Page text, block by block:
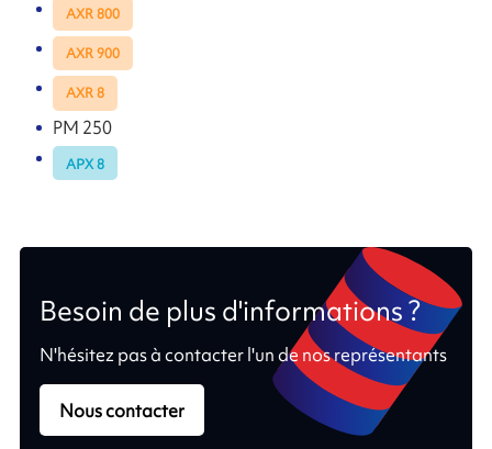
AXR 800
AXR 900
AXR 8
PM 250
APX 8
Besoin de plus d'informations ?
N'hésitez pas à contacter l'un de nos représentants
Nous contacter